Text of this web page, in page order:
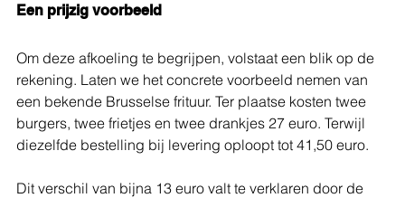
Een prijzig voorbeeld
Om deze afkoeling te begrijpen, volstaat een blik op de
rekening. Laten we het concrete voorbeeld nemen van
een bekende Brusselse frituur. Ter plaatse kosten twee
burgers, twee frietjes en twee drankjes 27 euro. Terwijl
diezelfde bestelling bij levering oploopt tot 41,50 euro.
Dit verschil van bijna 13 euro valt te verklaren door de